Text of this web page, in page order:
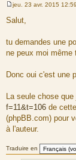
M
e
s
g
e
jeu. 23 avr. 2015 12:59
Salut,
tu demandes une
ne peux moi même
Donc oui c'est une
La seule chose
f=11&t=106 de
(phpBB.com) pour
à l'auteur.
Traduire en